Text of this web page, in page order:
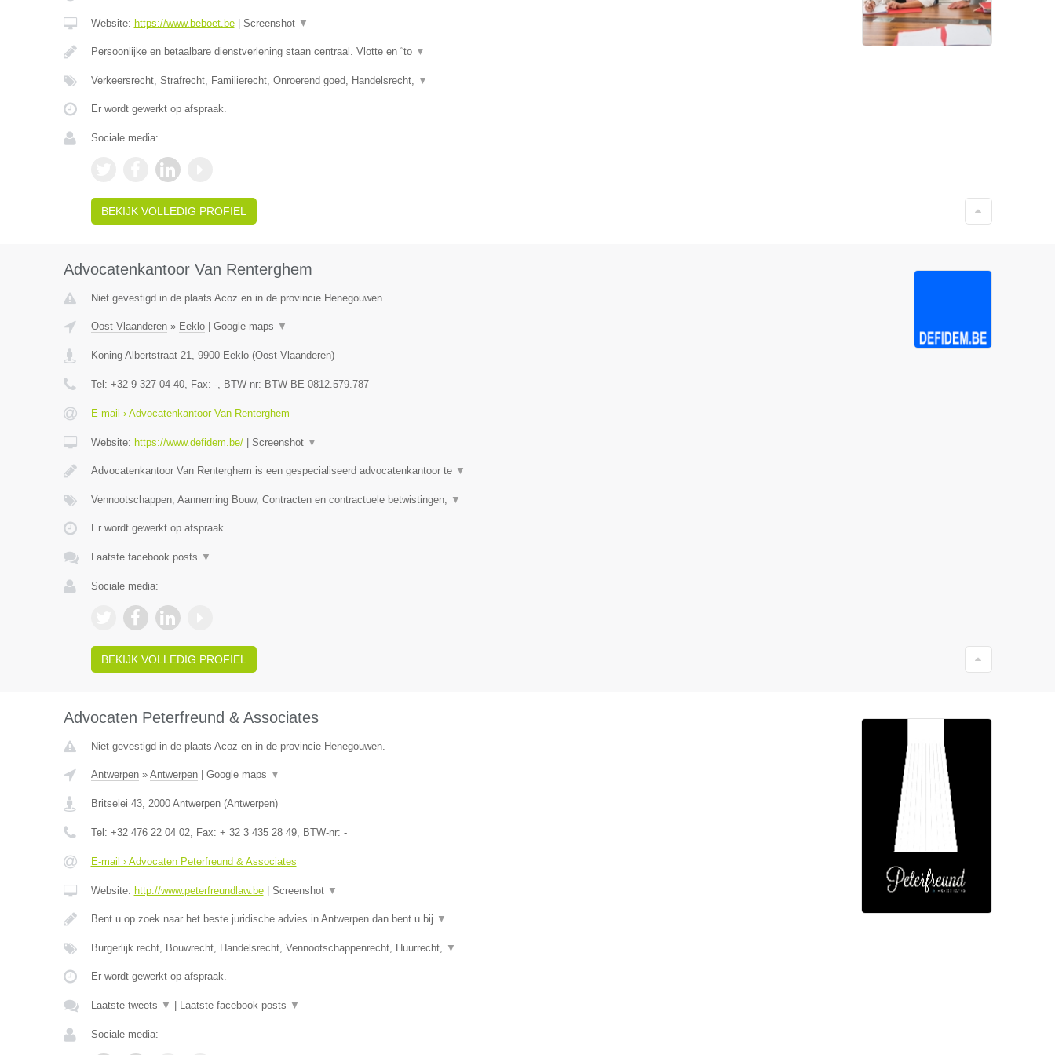
Website: https://www.beboet.be| Screenshot ▼
Persoonlijke en betaalbare dienstverlening staan centraal. Vlotte en “to ▼
Verkeersrecht, Strafrecht, Familierecht, Onroerend goed, Handelsrecht, ▼
Er wordt gewerkt op afspraak.
Sociale media:
BEKIJK VOLLEDIG PROFIEL
Advocatenkantoor Van Renterghem
Niet gevestigd in de plaats Acoz en in de provincie Henegouwen.
Oost-Vlaanderen» Eeklo| Google maps ▼
Koning Albertstraat 21, 9900 Eeklo(Oost-Vlaanderen)
Tel: +32 9 327 04 40, Fax: -, BTW-nr: BTW BE 0812.579.787
E-mail › Advocatenkantoor Van Renterghem
Website: https://www.defidem.be/| Screenshot ▼
Advocatenkantoor Van Renterghem is een gespecialiseerd advocatenkantoor te ▼
Vennootschappen, Aanneming Bouw, Contracten en contractuele betwistingen, ▼
Er wordt gewerkt op afspraak.
Laatste facebook posts ▼
Sociale media:
BEKIJK VOLLEDIG PROFIEL
Advocaten Peterfreund & Associates
Niet gevestigd in de plaats Acoz en in de provincie Henegouwen.
Antwerpen» Antwerpen| Google maps ▼
Britselei 43, 2000 Antwerpen(Antwerpen)
Tel: +32 476 22 04 02, Fax: + 32 3 435 28 49, BTW-nr: -
E-mail › Advocaten Peterfreund & Associates
Website: http://www.peterfreundlaw.be| Screenshot ▼
Bent u op zoek naar het beste juridische advies in Antwerpen dan bent u bij ▼
Burgerlijk recht, Bouwrecht, Handelsrecht, Vennootschappenrecht, Huurrecht, ▼
Er wordt gewerkt op afspraak.
Laatste tweets ▼ Laatste facebook posts ▼
Sociale media: